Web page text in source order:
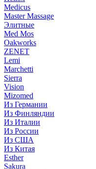
Medicus
Master Massage
Элитные
Med Mos
Oakworks
ZENET
Lemi
Marchetti
Sierra
Vision
Mizomed
Из Германии
Из Финляндии
Из Италии
Из России
Из США
Из Китая
Esther
Sakura